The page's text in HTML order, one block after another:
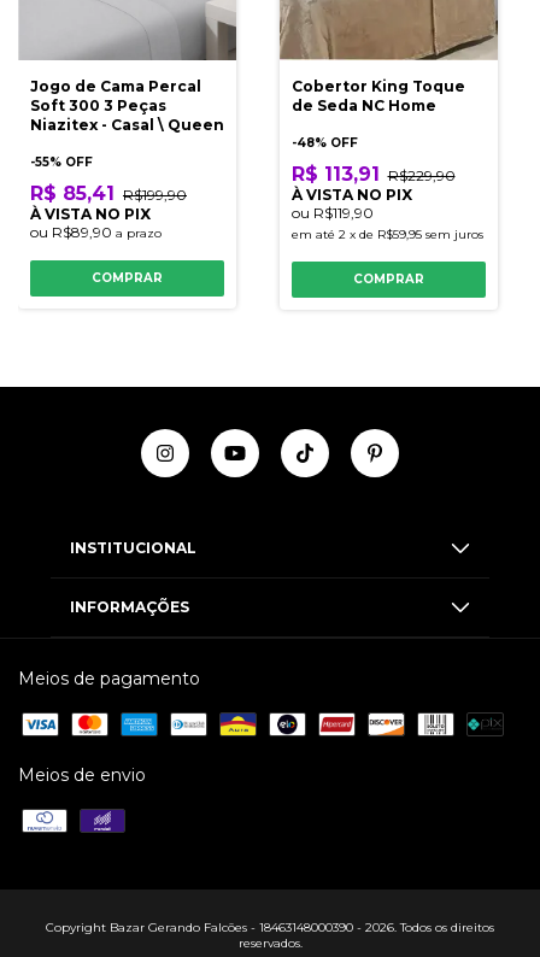
Jogo de Cama Percal
Soft 300 3 Peças
Niazitex - Casal \ Queen
-55% OFF
R$ 85,41
R$199,90
À VISTA NO PIX
ou R$89,90 a prazo
COMPRAR
Cobertor King Toque
de Seda NC Home
-48% OFF
R$ 113,91
R$229,90
À VISTA NO PIX
ou R$119,90
em até 2 x de R$59,95 sem juros
COMPRAR
INSTITUCIONAL
INFORMAÇÕES
Meios de pagamento
Meios de envio
Copyright Bazar Gerando Falcões - 18463148000390 - 2026. Todos os direitos
reservados.